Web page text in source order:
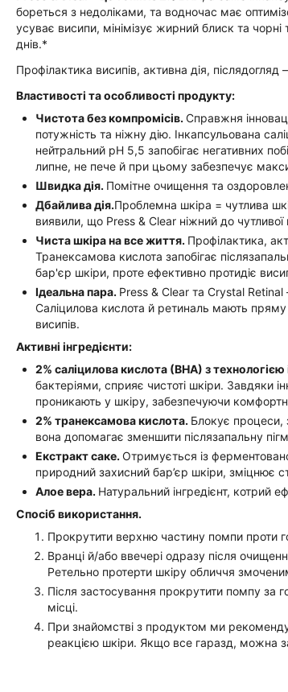
бореться з недоліками, та водночас має
усуває висипи, мінімізує жирний блиск та
днів.*
Профілактика висипів, активна дія,
Властивості та особливості продукту:
Чистота без компромісів. Справжня
потужність та ніжну дію. Інкапсульована
нейтральний рН 5,5 запобігає негативних
липне, не пече й при цьому забезпечує
Швидка дія. Помітне очищення та
Дбайлива дія.Проблемна шкіра = чутлива
виявили, що Press & Clear ніжний до чутливої
Чиста шкіра на все життя. Профілактика,
Транексамова кислота запобігає
бар'єр шкіри, проте ефективно протидіє
Ідеальна пара. Press & Clear та Crystal Retinal
Саліцилова кислота й ретиналь мають
висипів.
Активні інгредієнти:
2% саліцилова кислота (ВНА) з технологією
бактеріями, сприяє чистоті шкіри. Завдяки
проникають у шкіру, забезпечуючи
2% транексамова кислота. Блокує процеси,
вона допомагає зменшити післязапальну
Екстракт саке. Отримується із
природний захисний бар’єр шкіри, зміцнює
Алое вера. Натуральний інгредієнт, котрий
Спосіб використання.
Прокрутити верхню частину помпи проти
Вранці й/або ввечері одразу після
Ретельно протерти шкіру обличчя
Після застосування прокрутити помпу за
місці.
При знайомстві з продуктом ми
реакцією шкіри. Якщо все гаразд, можна